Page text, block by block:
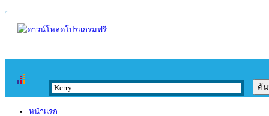
หน้าแรก